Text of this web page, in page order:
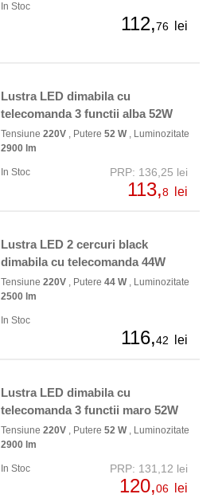
In Stoc
112,76 lei
Lustra LED dimabila cu
telecomanda 3 functii alba 52W
Tensiune 220V , Putere 52 W, Luminozitate
2900 lm
In Stoc PRP: 136,25 lei
113,8 lei
Lustra LED 2 cercuri black
dimabila cu telecomanda 44W
Tensiune 220V , Putere 44 W, Luminozitate
2500 lm
In Stoc
116,42 lei
Lustra LED dimabila cu
telecomanda 3 functii maro 52W
Tensiune 220V , Putere 52 W, Luminozitate
2900 lm
In Stoc PRP: 131,12 lei
120,06 lei